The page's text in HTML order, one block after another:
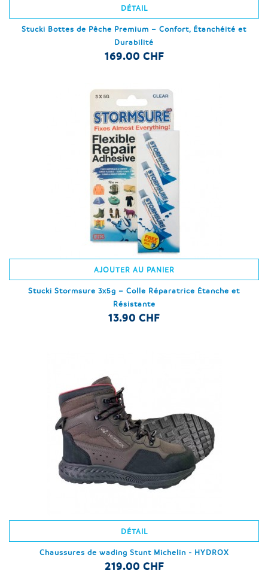
DÉTAIL
Stucki Bottes de Pêche Premium – Confort, Étanchéité et
Durabilité
169.00 CHF
AJOUTER AU PANIER
Stucki Stormsure 3x5g – Colle Réparatrice Étanche et
Résistante
13.90 CHF
DÉTAIL
Chaussures de wading Stunt Michelin - HYDROX
219.00 CHF